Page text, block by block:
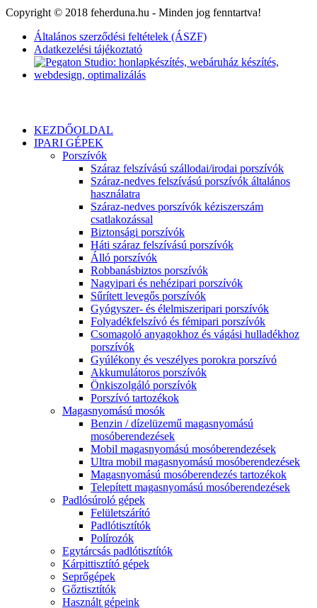
Copyright © 2018 feherduna.hu - Minden jog fenntartva!
Általános szerződési feltételek (ÁSZF)
Adatkezelési tájékoztató
KEZDŐOLDAL
IPARI GÉPEK
Porszívók
Száraz felszívású szállodai/irodai porszívók
Száraz-nedves felszívású porszívók általános
használatra
Száraz-nedves porszívók kéziszerszám
csatlakozással
Biztonsági porszívók
Háti száraz felszívású porszívók
Álló porszívók
Robbanásbiztos porszívók
Nagyipari és nehézipari porszívók
Sűrített levegős porszívók
Gyógyszer- és élelmiszeripari porszívók
Folyadékfelszívó és fémipari porszívók
Csomagoló anyagokhoz és vágási hulladékhoz
porszívók
Gyúlékony és veszélyes porokra porszívó
Akkumulátoros porszívók
Önkiszolgáló porszívók
Porszívó tartozékok
Magasnyomású mosók
Benzin / dízelüzemű magasnyomású
mosóberendezések
Mobil magasnyomású mosóberendezések
Ultra mobil magasnyomású mosóberendezések
Magasnyomású mosóberendezés tartozékok
Telepített magasnyomású mosóberendezések
Padlósúroló gépek
Felületszárító
Padlótisztítók
Polírozók
Egytárcsás padlótisztítók
Kárpittisztító gépek
Seprőgépek
Gőztisztítók
Használt gépeink